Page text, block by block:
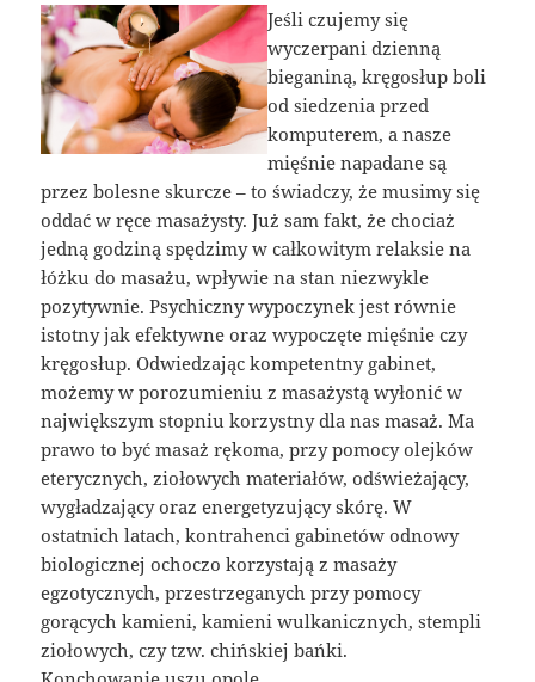
Jeśli czujemy się
wyczerpani dzienną
bieganiną, kręgosłup boli
od siedzenia przed
komputerem, a nasze
mięśnie napadane są
przez bolesne skurcze – to świadczy, że musimy się
oddać w ręce masażysty. Już sam fakt, że chociaż
jedną godziną spędzimy w całkowitym relaksie na
łóżku do masażu, wpływie na stan niezwykle
pozytywnie. Psychiczny wypoczynek jest równie
istotny jak efektywne oraz wypoczęte mięśnie czy
kręgosłup. Odwiedzając kompetentny gabinet,
możemy w porozumieniu z masażystą wyłonić w
największym stopniu korzystny dla nas masaż. Ma
prawo to być masaż rękoma, przy pomocy olejków
eterycznych, ziołowych materiałów, odświeżający,
wygładzający oraz energetyzujący skórę. W
ostatnich latach, kontrahenci gabinetów odnowy
biologicznej ochoczo korzystają z masaży
egzotycznych, przestrzeganych przy pomocy
gorących kamieni, kamieni wulkanicznych, stempli
ziołowych, czy tzw. chińskiej bańki.